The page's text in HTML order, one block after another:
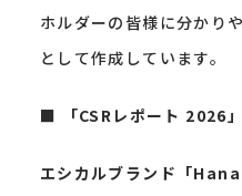
ホルダーの皆様に分かり
として作成しています。
■ 「CSRレポート 2026
エシカルブランド「